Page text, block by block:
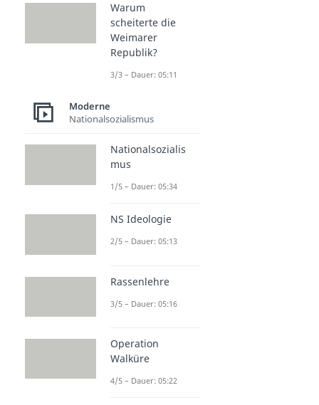
Warum
scheiterte die
Weimarer
Republik?
3/3 – Dauer: 05:11
Moderne
Nationalsozialismus
Nationalsozialis
mus
1/5 – Dauer: 05:34
NS Ideologie
2/5 – Dauer: 05:13
Rassenlehre
3/5 – Dauer: 05:16
Operation
Walküre
4/5 – Dauer: 05:22